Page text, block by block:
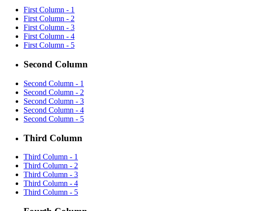
First Column - 1
First Column - 2
First Column - 3
First Column - 4
First Column - 5
Second Column
Second Column - 1
Second Column - 2
Second Column - 3
Second Column - 4
Second Column - 5
Third Column
Third Column - 1
Third Column - 2
Third Column - 3
Third Column - 4
Third Column - 5